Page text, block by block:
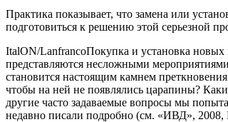
Практика показывает, что замена или
подготовиться к решению этой серьезной
ItalON/LanfrancoПокупка и установка новых
представляются несложными
становится настоящим камнем
чтобы на ней не появлялись царапины?
другие часто задаваемые вопросы мы
недавно писали подробно (см. «ИВД»,